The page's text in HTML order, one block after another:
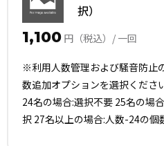
択）
1,100 円（税込）/ 一回
※利用人数管理および騒音防止
数追加オプションを選択ください
24名の場合:選択不要 25名の場
択 27名以上の場合:人数-24の個